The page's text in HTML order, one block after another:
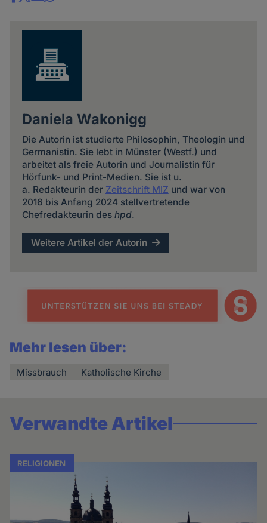
Share
Daniela Wakonigg
Die Autorin ist studierte Philosophin, Theologin und
Germanistin. Sie lebt in Münster (Westf.) und
arbeitet als freie Autorin und Journalistin für
Hörfunk- und Print-Medien. Sie ist u.
a. Redakteurin der Zeitschrift MIZ und war von
2016 bis Anfang 2024 stellvertretende
Chefredakteurin des hpd.
Weitere Artikel der Autorin
Mehr lesen über:
Missbrauch Katholische Kirche
Verwandte Artikel
RELIGIONEN